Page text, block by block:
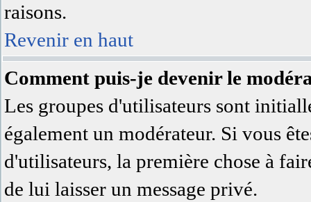
raisons.
Revenir en haut
Comment puis-je devenir le
Les groupes d'utilisateurs sont
également un modérateur. Si vous
d'utilisateurs, la première chose à
de lui laisser un message privé.